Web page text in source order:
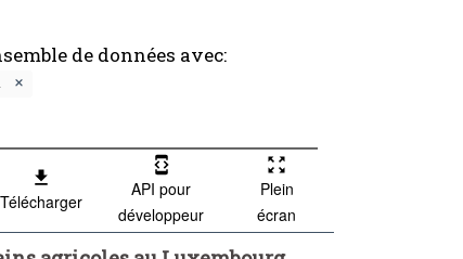
de données avec:
Télécharger
API pour
développeur
Plein
écran